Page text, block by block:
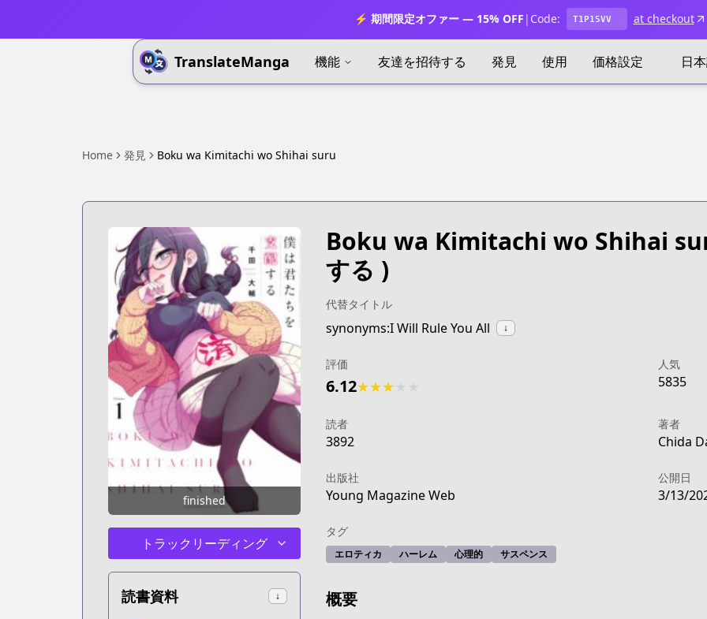
⚡ 期間限定オファー — 15% OFF | Code: T1P15VV at checkout
TranslateManga 機能 友達を招待する 発見 使用 価格設定 日
Home 発見 Boku wa Kimitachi wo Shihai suru
finished
トラックリーディング
読書資料 ↓
Boku wa Kimitachi wo Shihai
する )
代替タイトル
synonyms:I Will Rule You All ↓
評価
6.12★★★
人気
5835
読者
3892
著者
Chida
出版社
Young Magazine Web
公開日
3/13/
タグ
エロティカ ハーレム 心理的 サスペンス
概要